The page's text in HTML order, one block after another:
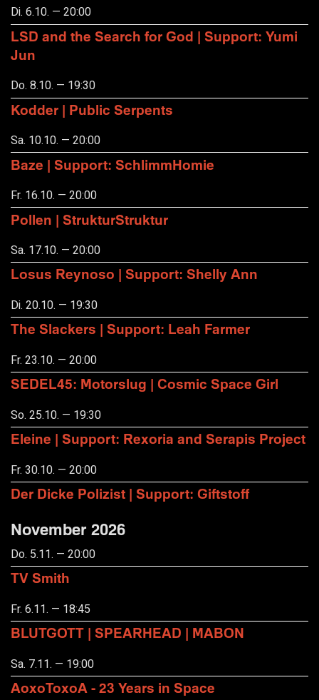
Di. 6.10. — 20:00
LSD and the Search for God | Support: Yumi
Jun
Do. 8.10. — 19:30
Kodder | Public Serpents
Sa. 10.10. — 20:00
Baze | Support: SchlimmHomie
Fr. 16.10. — 20:00
Pollen | StrukturStruktur
Sa. 17.10. — 20:00
Losus Reynoso | Support: Shelly Ann
Di. 20.10. — 19:30
The Slackers | Support: Leah Farmer
Fr. 23.10. — 20:00
SEDEL45: Motorslug | Cosmic Space Girl
So. 25.10. — 19:30
Eleine | Support: Rexoria and Serapis Project
Fr. 30.10. — 20:00
Der Dicke Polizist | Support: Giftstoff
November 2026
Do. 5.11. — 20:00
TV Smith
Fr. 6.11. — 18:45
BLUTGOTT | SPEARHEAD | MABON
Sa. 7.11. — 19:00
AoxoToxoA - 23 Years in Space